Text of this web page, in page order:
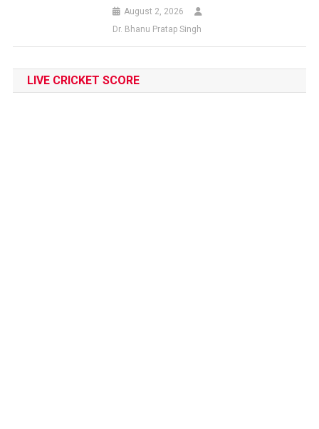
August 2, 2026
Dr. Bhanu Pratap Singh
LIVE CRICKET SCORE